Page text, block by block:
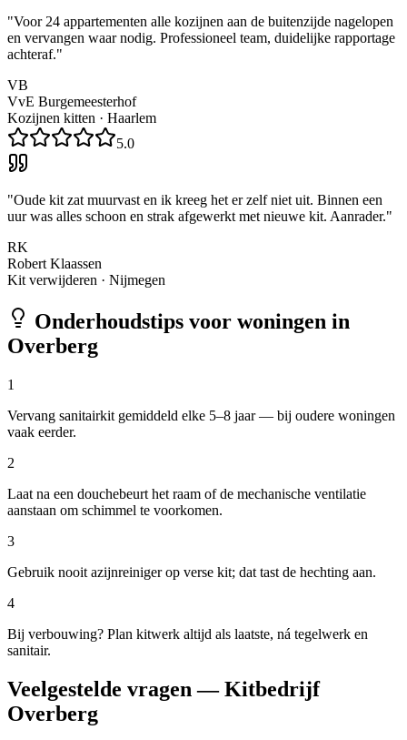
"Voor 24 appartementen alle kozijnen aan de buitenzijde nagelopen
en vervangen waar nodig. Professioneel team, duidelijke rapportage
achteraf."
VB
VvE Burgemeesterhof
Kozijnen kitten · Haarlem
5.0
"Oude kit zat muurvast en ik kreeg het er zelf niet uit. Binnen een
uur was alles schoon en strak afgewerkt met nieuwe kit. Aanrader."
RK
Robert Klaassen
Kit verwijderen · Nijmegen
Onderhoudstips voor woningen in
Overberg
1
Vervang sanitairkit gemiddeld elke 5–8 jaar — bij oudere woningen
vaak eerder.
2
Laat na een douchebeurt het raam of de mechanische ventilatie
aanstaan om schimmel te voorkomen.
3
Gebruik nooit azijnreiniger op verse kit; dat tast de hechting aan.
4
Bij verbouwing? Plan kitwerk altijd als laatste, ná tegelwerk en
sanitair.
Veelgestelde vragen — Kitbedrijf
Overberg